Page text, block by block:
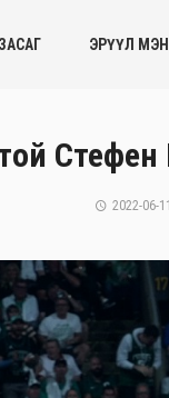
ЭРҮҮЛ
Стефен
2022-06-11